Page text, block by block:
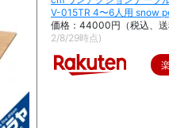
V-015TR 4〜6人用 snow
価格：44000円（税込、
2/8/29時点)